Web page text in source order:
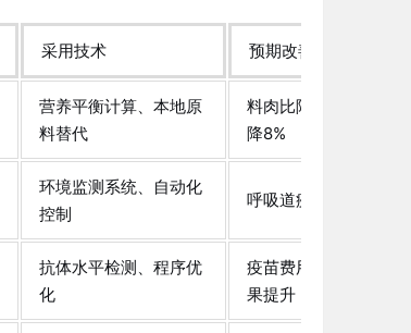
采用技术 预期改善
营养平衡计算、本地原
料替代
料肉比降低0.2，成本
降8%
环境监测系统、自动化
控制
呼吸道疾病减少30%
抗体水平检测、程序优
化
疫苗费用降15%，效
果提升